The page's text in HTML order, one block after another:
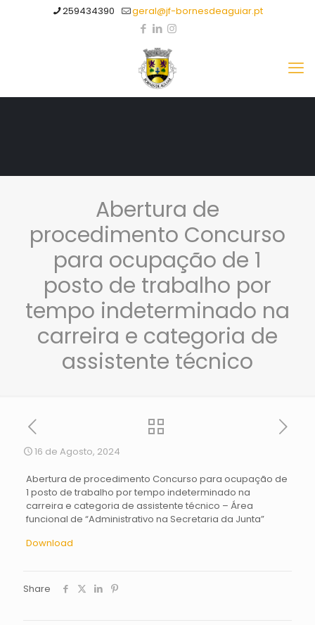
259434390 geral@jf-bornesdeaguiar.pt
Abertura de
procedimento Concurso
para ocupação de 1
posto de trabalho por
tempo indeterminado na
carreira e categoria de
assistente técnico
16 de Agosto, 2024
Abertura de procedimento Concurso para ocupação de
1 posto de trabalho por tempo indeterminado na
carreira e categoria de assistente técnico – Área
funcional de “Administrativo na Secretaria da Junta”
Download
Share